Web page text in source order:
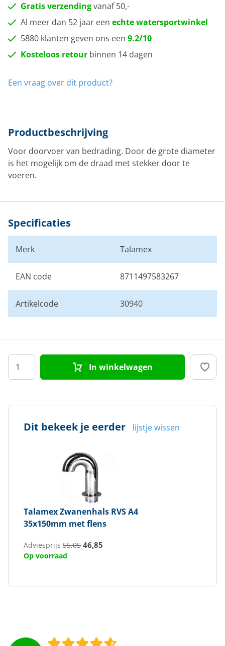
Gratis verzendingvanaf 50,-
Al meer dan 52 jaar een echte watersportwinkel
5880 klanten geven ons een 9.2/10
Kosteloos retour binnen 14 dagen
Een vraag over dit product?
Productbeschrijving
Voor doorvoer van bedrading. Door de grote diameter
is het mogelijk om de draad met stekker door te
voeren.
Specificaties
Merk Talamex
EAN code 8711497583267
Artikelcode 30940
In winkelwagen
Dit bekeek je eerder lijstje wissen
TalamexZwanenhals RVS A4
35x150mm met flens
Adviesprijs 55,05 46,85
Op voorraad